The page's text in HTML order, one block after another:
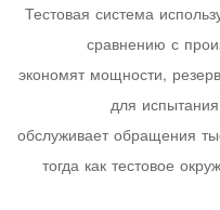
Тестовая система
сравнению с
экономят мощности,
для
обслуживает обращения
тогда как тестовое